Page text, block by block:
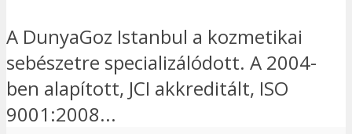
A DunyaGoz Istanbul a kozmetikai
sebészetre specializálódott. A 2004-
ben alapított, JCI akkreditált, ISO
9001:2008...